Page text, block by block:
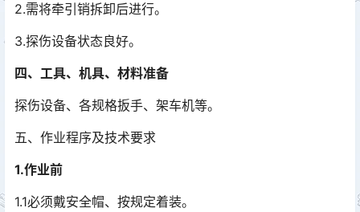
2.需将牵引销拆卸后进行。
3.探伤设备状态良好。
四、工具、机具、材料准备
探伤设备、各规格扳手、架车机等。
五、作业程序及技术要求
1.作业前
1.1必须戴安全帽、按规定着装。